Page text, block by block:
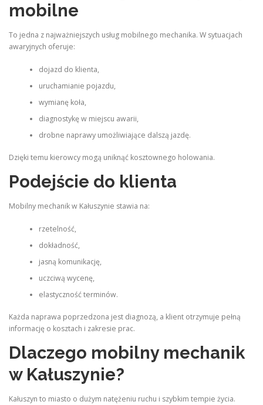
mobilne
To jedna z najważniejszych usług mobilnego mechanika. W sytuacjach
awaryjnych oferuje:
dojazd do klienta,
uruchamianie pojazdu,
wymianę koła,
diagnostykę w miejscu awarii,
drobne naprawy umożliwiające dalszą jazdę.
Dzięki temu kierowcy mogą uniknąć kosztownego holowania.
Podejście do klienta
Mobilny mechanik w Kałuszynie stawia na:
rzetelność,
dokładność,
jasną komunikację,
uczciwą wycenę,
elastyczność terminów.
Każda naprawa poprzedzona jest diagnozą, a klient otrzymuje pełną
informację o kosztach i zakresie prac.
Dlaczego mobilny mechanik
w Kałuszynie?
Kałuszyn to miasto o dużym natężeniu ruchu i szybkim tempie życia.